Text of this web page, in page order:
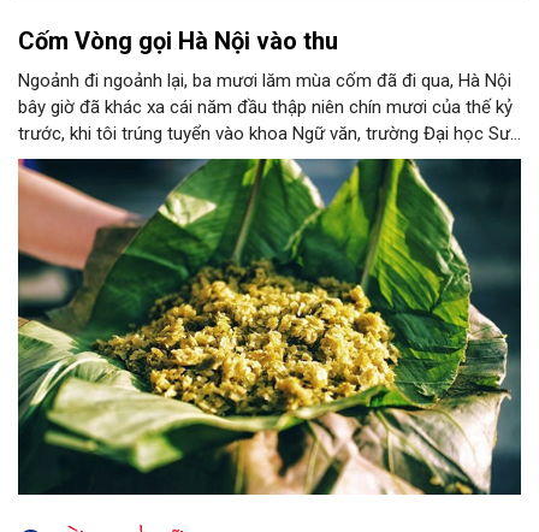
Cốm Vòng gọi Hà Nội vào thu
Ngoảnh đi ngoảnh lại, ba mươi lăm mùa cốm đã đi qua, Hà Nội
bây giờ đã khác xa cái năm đầu thập niên chín mươi của thế kỷ
trước, khi tôi trúng tuyển vào khoa Ngữ văn, trường Đại học Sư
phạm Hà Nội I, nằm trên đường Xuân Thuỷ. Hồi đó, tôi vẫn nhớ
như in, Hà Nội của những năm tháng sinh viên đầu đời còn khá
bình dị. Ngày ấy, giao thông ở nơi này còn phổ biến với những
chuyến xe lam ba bánh chòng chành chở khách. Và, ngày ấy,
quanh trường tôi chủ yếu vẫn là những làng quê yên ả.